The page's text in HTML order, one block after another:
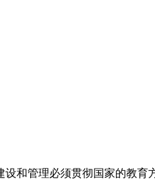
和管理必须贯彻国家的教育